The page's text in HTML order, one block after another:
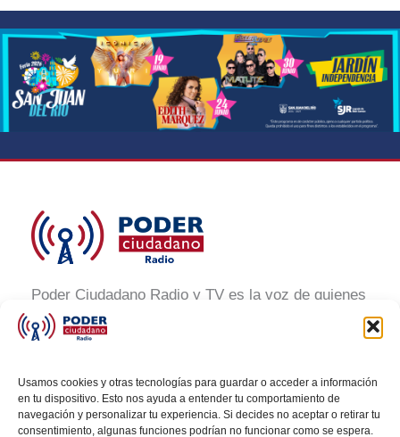
Usamos cookies y otras tecnologías para guardar o acceder a información
en tu dispositivo. Esto nos ayuda a entender tu comportamiento de
navegación y personalizar tu experiencia. Si decides no aceptar o retirar tu
consentimiento, algunas funciones podrían no funcionar como se espera.
Poder Ciudadano Radio y TV es la voz de quienes
buscan un México informado y participativo.
Nuestro compromiso es conectar con la
transformación social a través de noticias claras,
veraces y al alcance de todos.